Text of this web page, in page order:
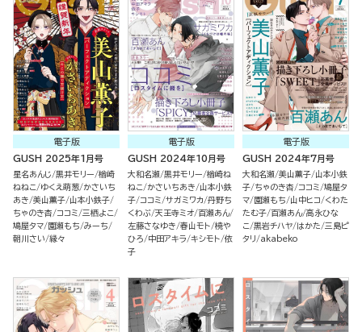
電子版
GUSH 2025年1月号
星名あんじ 黒井モリー 楢崎
ねねこ
ゆくえ萌葱 かさいち
あき 美山薫子 山本小鉄子
ちゃのき杏
ココミ 三栖よこ
鳩屋タマ 園瀬もち みーち
朝川さい 縁々
電子版
GUSH 2024年10月号
大和名瀬 黒井モリー 楢崎ね
ねこ
かさいちあき
山本小鉄
子 ココミ サガミワカ 丹野ち
くわぶ 天王寺ミオ 百瀬あん
左藤さなゆき 春山モト 橈や
ひろ
中田アキラ キシモト 依
子
電子版
GUSH 2024年7月号
大和名瀬 美山薫子 山本小鉄
子 ちゃのき杏 ココミ 鳩屋タ
マ 園瀬もち 山中ヒコ
くわた
たむ子 百瀬あん 高永ひな
こ 黒岩チハヤ はかた 三島ピ
タリ
akabeko